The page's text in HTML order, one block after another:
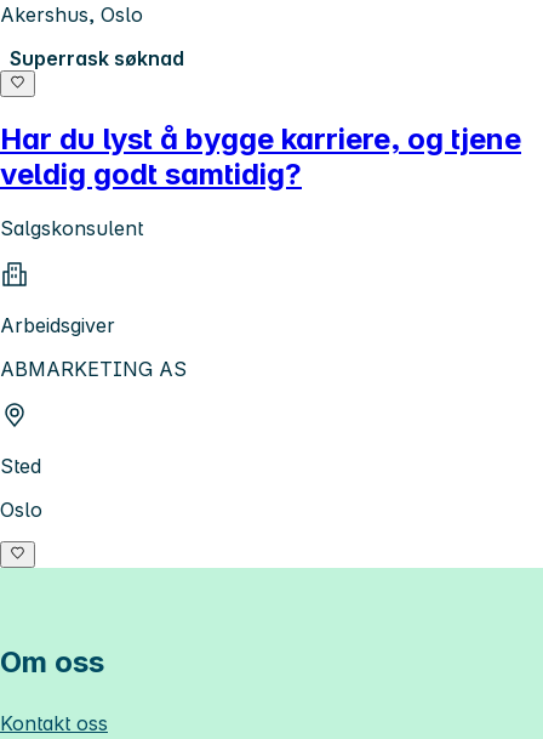
Akershus, Oslo
Superrask søknad
Har du lyst å bygge karriere, og tjene
veldig godt samtidig?
Salgskonsulent
Arbeidsgiver
ABMARKETING AS
Sted
Oslo
Om oss
Kontakt oss